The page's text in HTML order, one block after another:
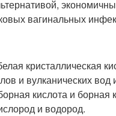
вагинальных
кристаллическая
и вулканических вод
кислота и
и водород.